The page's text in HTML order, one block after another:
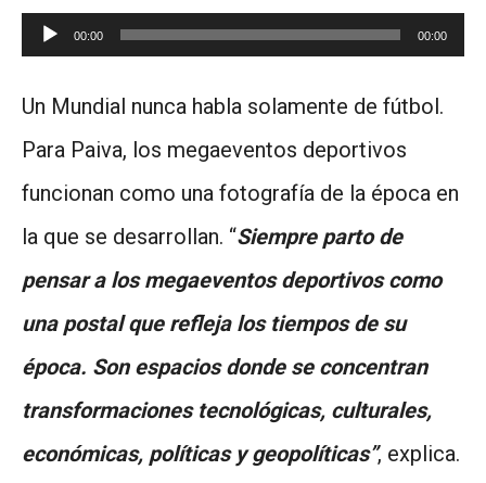
Reproductor
audio
00:00 00:00
Un Mundial nunca habla solamente de fútbol.
Para Paiva, los megaeventos deportivos
funcionan como una fotografía de la época en
la que se desarrollan. “Siempre parto de
pensar a los megaeventos deportivos como
una postal que refleja los tiempos de su
época. Son espacios donde se concentran
transformaciones tecnológicas, culturales,
económicas, políticas y geopolíticas”, explica.